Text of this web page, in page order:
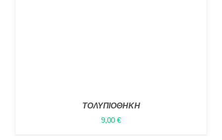
ΤΟΛΥΠΙΟΘΗΚΗ
9,00 €